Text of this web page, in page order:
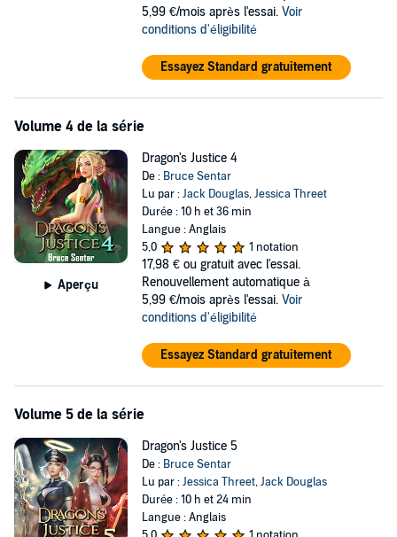
5,99 €/mois après l'essai. Voir
conditions d'éligibilité
Essayez Standard gratuitement
Volume 4 de la série
Aperçu
Dragon's Justice 4
De : Bruce Sentar
Lu par :Jack Douglas,Jessica Threet
Durée : 10 h et 36 min
Langue : Anglais
5,0
1 notation
17,98 € ou gratuit avec l'essai.
Renouvellement automatique à
5,99 €/mois après l'essai. Voir
conditions d'éligibilité
Essayez Standard gratuitement
Volume 5 de la série
Dragon's Justice 5
De : Bruce Sentar
Lu par :Jessica Threet,Jack Douglas
Durée : 10 h et 24 min
Langue : Anglais